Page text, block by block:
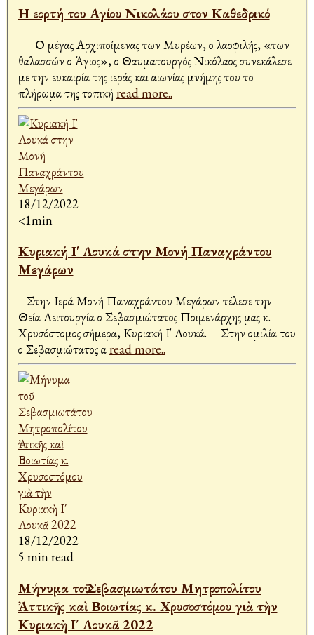
Η εορτή του Αγίου Νικολάου στον Καθεδρικό
Ο μέγας Αρχιποίμενας των Μυρέων, ο λαοφιλής, «των
θαλασσών ο Άγιος», ο Θαυματουργός Νικόλαος συνεκάλεσε
με την ευκαιρία της ιεράς και αιωνίας μνήμης του το
πλήρωμα της τοπική read more..
18/12/2022
<1min
Κυριακή Ι' Λουκά στην Μονή Παναχράντου
Μεγάρων
Στην Ιερά Μονή Παναχράντου Μεγάρων τέλεσε την
Θεία Λειτουργία ο Σεβασμιώτατος Ποιμενάρχης μας κ.
Χρυσόστομος σήμερα, Κυριακή Ι' Λουκά. Στην ομιλία του
ο Σεβασμιώτατος αread more..
18/12/2022
5 min read
Μήνυμα τοῦ Σεβασμιωτάτου Μητροπολίτου
Ἀττικῆς καὶ Βοιωτίας κ. Χρυσοστόμου γιὰ τὴν
Κυριακὴ Ι΄ Λουκᾶ 2022